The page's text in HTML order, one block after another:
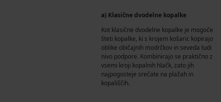
a) Klasične dvodelne kopalke
Kot klasične dvodelne kopalke je mogoče
šteti kopalke, ki s krojem košaric kopirajo
oblike običajnih modrčkov in seveda tudi
nivo podpore. Kombinirajo se praktično z
vsemi kroji kopalnih hlačk, zato jih
najpogosteje srečate na plažah in
kopališčih.